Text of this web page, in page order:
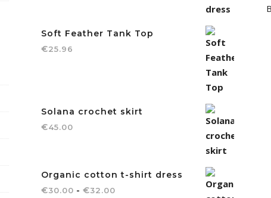
Soft Feather Tank Top
€25.96
Solana crochet skirt
€45.00
Organic cotton t-shirt dress
€30.00 - €32.00 Rango de precios: desde